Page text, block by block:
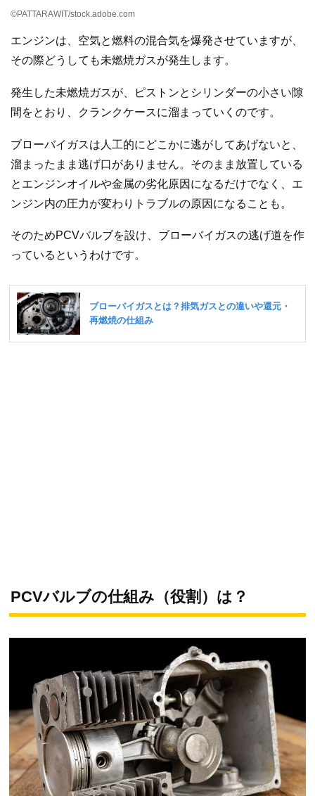
©PATTARAWIT/stock.adobe.com
エンジンは、空気と燃料の混合気を爆発させていますが、
その際どうしても未燃焼ガスが発生します。
発生した未燃焼ガスが、ピストンとシリンダーの小さい隙
間をとおり、クランクケースに溜まっていくのです。
ブローバイガスは人工的にどこかに逃がしてあげないと、
溜まったまま逃げ口がありません。そのまま放置している
とエンジンオイルや金属の劣化原因になるだけでなく、エ
ンジン内の圧力が変わりトラブルの原因になることも。
そのためPCVバルブを設け、ブローバイガスの逃げ道を作
っているというわけです。
PCVバルブの仕組み（役割）は？